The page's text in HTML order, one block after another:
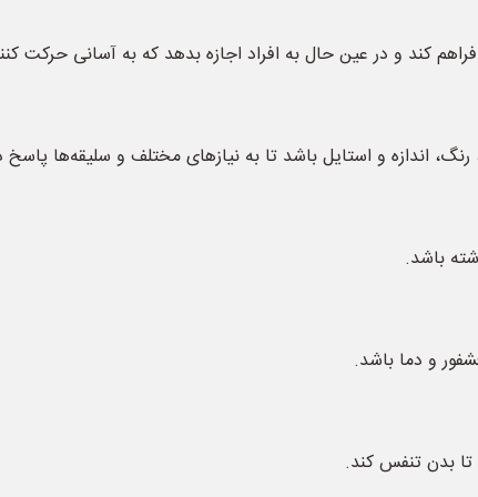
کند و در عین حال به افراد اجازه بدهد که به آسانی حرکت
اندازه و استایل باشد تا به نیازهای مختلف و سلیقه‌ها
باشد.
و دما باشد.
تا بدن تنفس کند.